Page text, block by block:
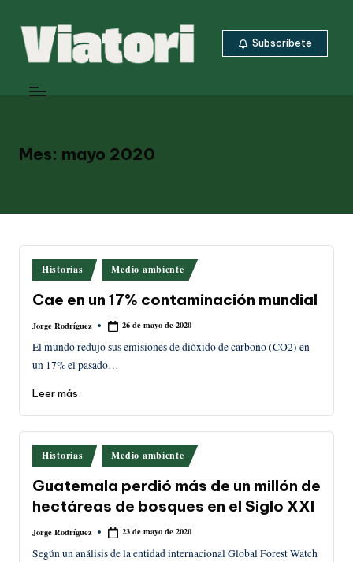
Saltar
t
ri
ambiental
desde
Subscríbete
Mes: mayo 2020
Publicado
en
Historias Medio ambiente
Cae en un 17% contaminación mundial
Publicado
Jorge Rodríguez 26 de mayo de 2020
El mundo redujo sus emisiones de dióxido de carbono (CO2) en
un 17% el pasado…
Leer más
Publicado
en
Historias Medio ambiente
Guatemala perdió más de un millón de
hectáreas de bosques en el Siglo XXI
Publicado
Jorge Rodríguez 23 de mayo de 2020
Según un análisis de la entidad internacional Global Forest Watch